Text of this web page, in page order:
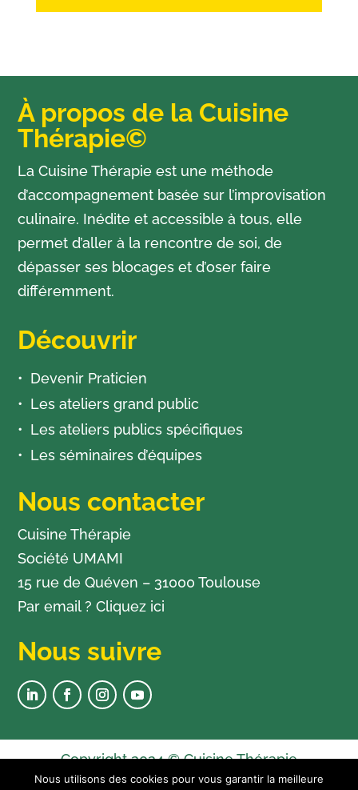
À propos de la Cuisine
Thérapie©
La Cuisine Thérapie est une méthode
d’accompagnement basée sur l’improvisation
culinaire. Inédite et accessible à tous, elle
permet d’aller à la rencontre de soi, de
dépasser ses blocages et d’oser faire
différemment.
Découvrir
Devenir Praticien
Les ateliers grand public
Les ateliers publics spécifiques
Les séminaires d’équipes
Nous contacter
Cuisine Thérapie
Société UMAMI
15 rue de Quéven – 31000 Toulouse
Par email ?Cliquez ici
Nous suivre
Copyright 2024 © Cuisine Thérapie
Newsletter
Nous utilisons des cookies pour vous garantir la meilleure